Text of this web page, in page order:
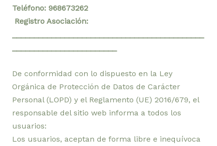
Teléfono: 968673262
Registro Asociación:
De conformidad con lo dispuesto en la Ley
Orgánica de Protección de Datos de Carácter
Personal (LOPD) y el Reglamento (UE) 2016/679, el
responsable del sitio web informa a todos los
usuarios:
Los usuarios, aceptan de forma libre e inequívoca